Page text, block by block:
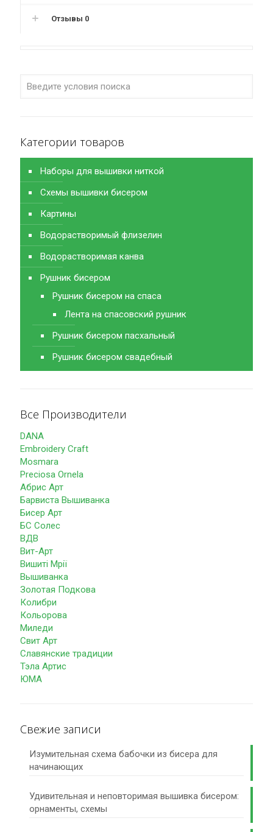
Отзывы 0
Категории товаров
Наборы для вышивки ниткой
Схемы вышивки бисером
Картины
Водорастворимый флизелин
Водорастворимая канва
Рушник бисером
Рушник бисером на спаса
Лента на спасовский рушник
Рушник бисером пасхальный
Рушник бисером свадебный
Все Производители
DANA
Embroidery Craft
Mosmara
Preciosa Ornela
Абрис Арт
Барвиста Вышиванка
Бисер Арт
БС Солес
ВДВ
Вит-Арт
Вишиті Мрії
Вышиванка
Золотая Подкова
Колибри
Кольорова
Миледи
Свит Арт
Славянские традиции
Тэла Артис
ЮМА
Свежие записи
Изумительная схема бабочки из бисера для
начинающих
Удивительная и неповторимая вышивка бисером:
орнаменты, схемы